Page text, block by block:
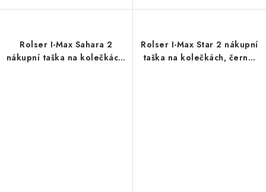
Rolser I-Max Sahara 2
nákupní taška na kolečkách,
Rolser I-Max Star 2 nákupní
taška na kolečkách, černo-